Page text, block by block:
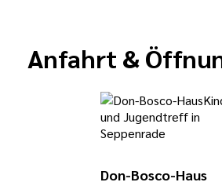
Anfahrt &
Don-Bosco-Haus